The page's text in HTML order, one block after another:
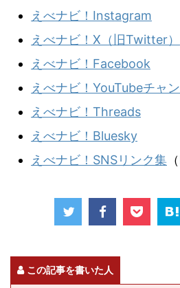
えべナビ！Instagram
えべナビ！X（旧Twitter）
えべナビ！Facebook
えべナビ！YouTubeチャ
えべナビ！Threads
えべナビ！Bluesky
えべナビ！SNSリンク集
この記事を書いた人